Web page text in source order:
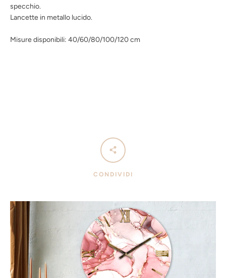
specchio.
Lancette in metallo lucido.
Misure disponibili: 40/60/80/100/120 cm
CONDIVIDI